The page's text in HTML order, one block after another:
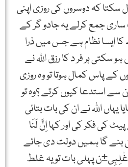
سکتا کہ دوسروں کی روزی اپنی
جمع کرلے یہ جادو گر کے
ایسا نظام ہے جس میں ذرا
ہو سکتی ہر فر د کا رزق اﷲ نے
کے پاس کمال ہوتا تو وہ روزی
سے استدعا کیوں کرتے ؟وہ تو
یہاں اﷲ نے ان کی بات بتائی
کی فکر کی اور کہا اِنَّ لَنَا
حق بنے گا ہمیں دولت دی جائے
پہلی بات تو یہ غلط